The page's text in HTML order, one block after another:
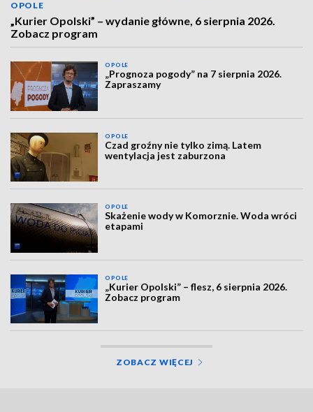
OPOLE
„Kurier Opolski” – wydanie główne, 6 sierpnia 2026.
Zobacz program
OPOLE
„Prognoza pogody” na 7 sierpnia 2026.
Zapraszamy
OPOLE
Czad groźny nie tylko zimą. Latem
wentylacja jest zaburzona
OPOLE
Skażenie wody w Komorznie. Woda wróci
etapami
OPOLE
„Kurier Opolski” – flesz, 6 sierpnia 2026.
Zobacz program
ZOBACZ WIĘCEJ